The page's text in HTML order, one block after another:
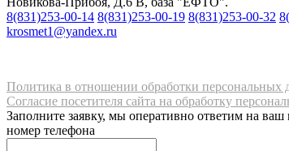
8(831)253-00-14 8(831)253-00-19 8(831)253-00-32
krosmet1@yandex.ru
Политика в отношении обработки персональных
Согласие посетителя сайта на обработку
Заполните заявку, мы оперативно ответим на
номер телефона